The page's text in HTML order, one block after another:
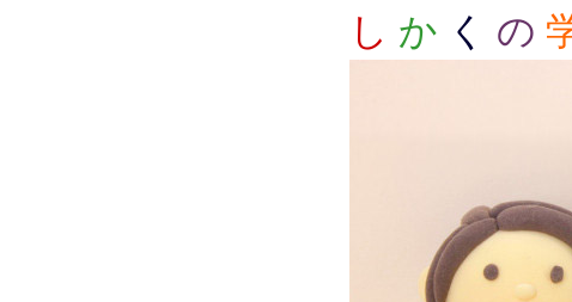
し か く の